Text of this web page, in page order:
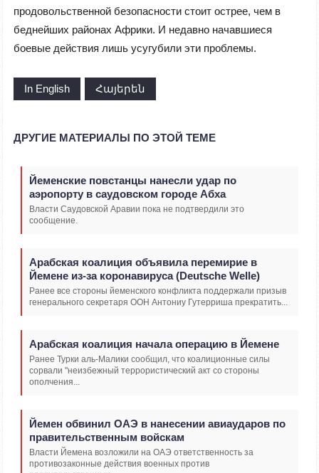
продовольственной безопасности стоит острее, чем в
беднейших районах Африки. И недавно начавшиеся
боевые действия лишь усугубили эти проблемы.
In English Հայերեն
ДРУГИЕ МАТЕРИАЛЫ ПО ЭТОЙ ТЕМЕ
Йеменские повстанцы нанесли удар по
аэропорту в саудовском городе Абха
Власти Саудовской Аравии пока не подтвердили это
сообщение.
Арабская коалиция объявила перемирие в
Йемене из-за коронавируса (Deutsche Welle)
Ранее все стороны йеменского конфликта поддержали призыв
генерального секретаря ООН Антониу Гутерриша прекратить...
Арабская коалиция начала операцию в Йемене
Ранее Турки аль-Малики сообщил, что коалиционные силы
сорвали "неизбежный террористический акт со стороны
ополчения...
Йемен обвинил ОАЭ в нанесении авиаударов по
правительственным войскам
Власти Йемена возложили на ОАЭ ответственность за
противозаконные действия военных против